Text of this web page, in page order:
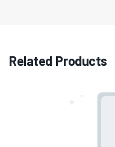
Related Products